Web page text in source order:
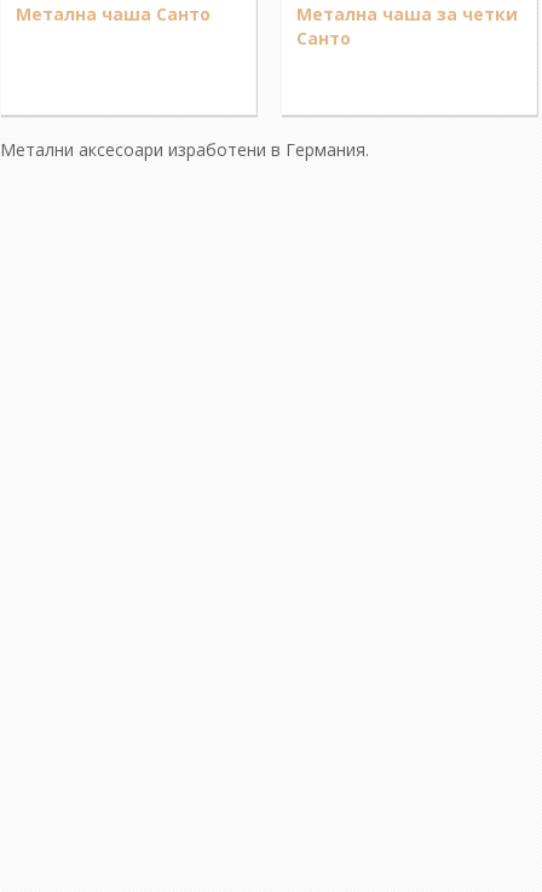
Метална чаша Санто
Метална чаша за четки
Санто
Метални аксесоари изработени в Германия.